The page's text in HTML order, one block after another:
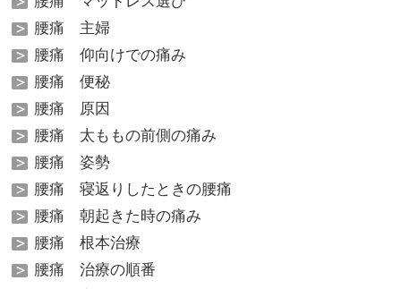
腰痛 主婦
腰痛 仰向けでの痛み
腰痛 便秘
腰痛 原因
腰痛 太ももの前側の痛み
腰痛 姿勢
腰痛 寝返りしたときの腰痛
腰痛 朝起きた時の痛み
腰痛 根本治療
腰痛 治療の順番